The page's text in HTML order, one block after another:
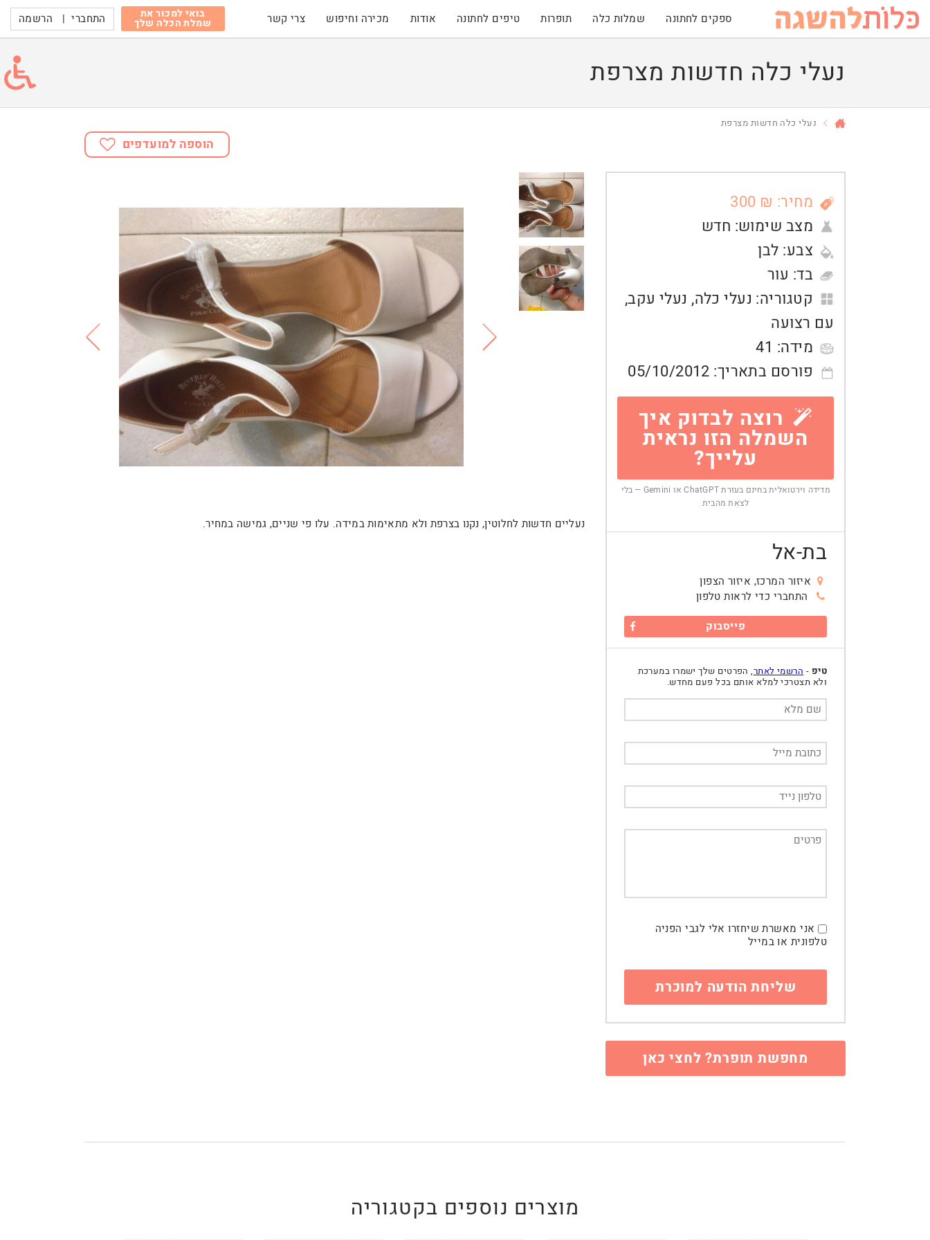
ספקים לחתונה שמלות כלה תופרות טיפים לחתונה אודות מכירה וחיפוש צרי קשר בואי למכור את
שמלת הכלה שלך התחברי | הרשמה
נעלי כלה חדשות מצרפת
נעלי כלה חדשות מצרפת
הוספה למועדפים
מחיר: ₪ 300
מצב שימוש: חדש
צבע: לבן
בד: עור
קטגוריה: נעלי כלה, נעלי עקב,
עם רצועה
מידה: 41
פורסם בתאריך: 05/10/2012
רוצה לבדוק איך
השמלה הזו נראית
עלייך?
מדידה וירטואלית בחינם בעזרת ChatGPT או Gemini — בלי
לצאת מהבית
בת-אל
איזור המרכז, איזור הצפון
התחברי כדי לראות טלפון
פייסבוק
טיפ - הרשמי לאתר, הפרטים שלך ישמרו במערכת
ולא תצטרכי למלא אותם בכל פעם מחדש.
אני מאשרת שיחזרו אלי לגבי הפניה
טלפונית או במייל
מחפשת תופרת? לחצי כאן
נעליים חדשות לחלוטין, נקנו בצרפת ולא מתאימות במידה. עלו פי שניים, גמישה במחיר.
מוצרים נוספים בקטגוריה